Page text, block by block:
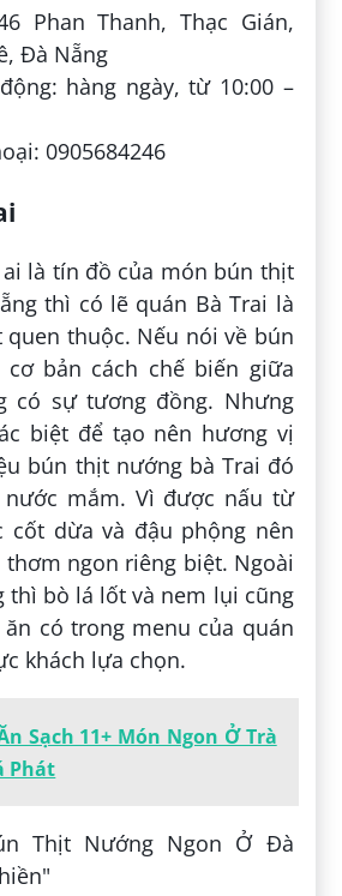
Phan Thanh, Thạc Gián,
Đà Nẵng
hàng ngày, từ 10:00 –
0905684246
là tín đồ của món bún thịt
thì có lẽ quán Bà Trai là
thuộc. Nếu nói về bún
bản cách chế biến giữa
có sự tương đồng. Nhưng
biệt để tạo nên hương vị
bún thịt nướng bà Trai đó
mắm. Vì được nấu từ
cốt dừa và đậu phộng nên
thơm ngon riêng biệt. Ngoài
thì bò lá lốt và nem lụi cũng
có trong menu của quán
khách lựa chọn.
Sạch 11+ Món Ngon Ở Trà
Phát